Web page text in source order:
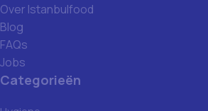
Over Istanbulfood
Blog
FAQs
Jobs
Categorieën